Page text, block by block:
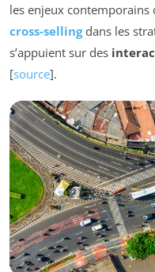
les enjeux contemporains
cross-sellingdans les
s’appuient sur des
[source].